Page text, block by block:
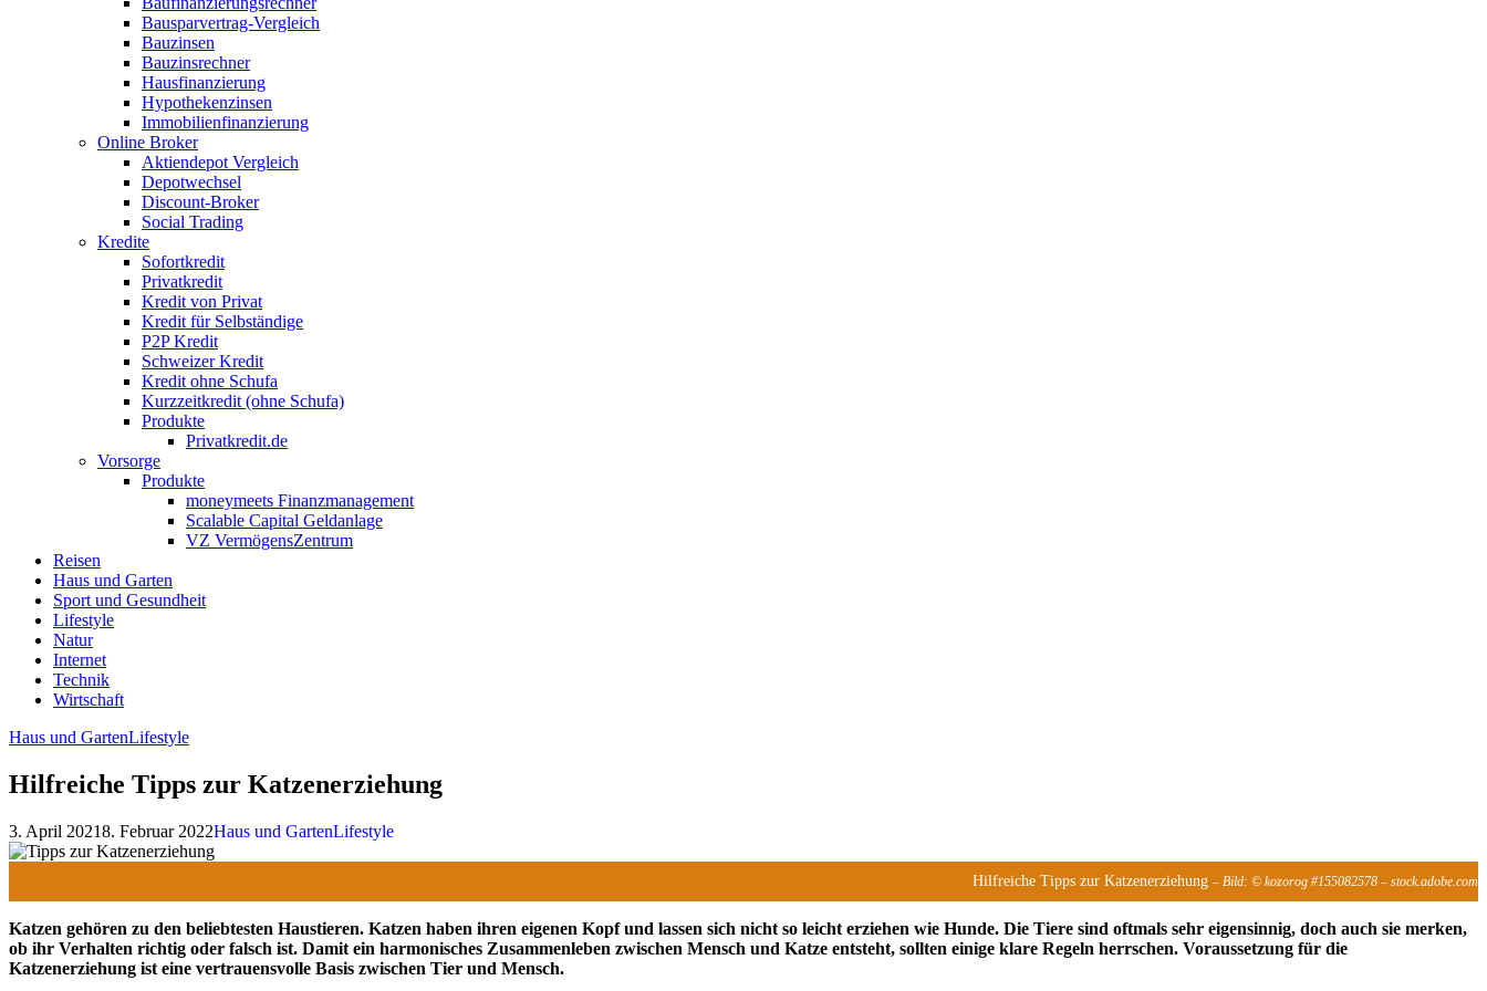
Bausparvertrag-Vergleich
Bauzinsen
Bauzinsrechner
Hausfinanzierung
Hypothekenzinsen
Immobilienfinanzierung
Online Broker
Aktiendepot Vergleich
Depotwechsel
Discount-Broker
Social Trading
Kredite
Sofortkredit
Privatkredit
Kredit von Privat
Kredit für Selbständige
P2P Kredit
Schweizer Kredit
Kredit ohne Schufa
Kurzzeitkredit (ohne Schufa)
Produkte
Privatkredit.de
Vorsorge
Produkte
moneymeets Finanzmanagement
Scalable Capital Geldanlage
VZ VermögensZentrum
Reisen
Haus und Garten
Sport und Gesundheit
Lifestyle
Natur
Internet
Technik
Wirtschaft
Haus und GartenLifestyle
Hilfreiche Tipps zur Katzenerziehung
3. April 20218. Februar 2022Haus und GartenLifestyle
Hilfreiche Tipps zur Katzenerziehung – Bild: © kozorog #155082578 – stock.adobe.com
Katzen gehören zu den beliebtesten Haustieren. Katzen haben ihren eigenen Kopf und lassen sich nicht so leicht erziehen wie Hunde. Die Tiere sind oftmals sehr eigensinnig, doch auch sie merken,
ob ihr Verhalten richtig oder falsch ist. Damit ein harmonisches Zusammenleben zwischen Mensch und Katze entsteht, sollten einige klare Regeln herrschen. Voraussetzung für die
Katzenerziehung ist eine vertrauensvolle Basis zwischen Tier und Mensch.